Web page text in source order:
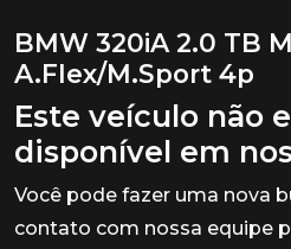
BMW 320iA 2.0 TB
A.Flex/M.Sport 4p
Este veículo não
disponível em
Você pode fazer uma nova
contato com nossa equipe